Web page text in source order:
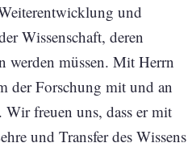
und
Wissenschaft, deren
werden müssen. Mit Herrn
der Forschung mit und an
freuen uns, dass er mit
und Transfer des Wissens